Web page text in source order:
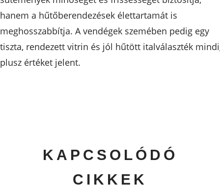
hanem a hűtőberendezések élettartamát is
meghosszabbítja. A vendégek szemében pedig egy
tiszta, rendezett vitrin és jól hűtött italválaszték
plusz értéket jelent.
KAPCSOLÓDÓ
CIKKEK